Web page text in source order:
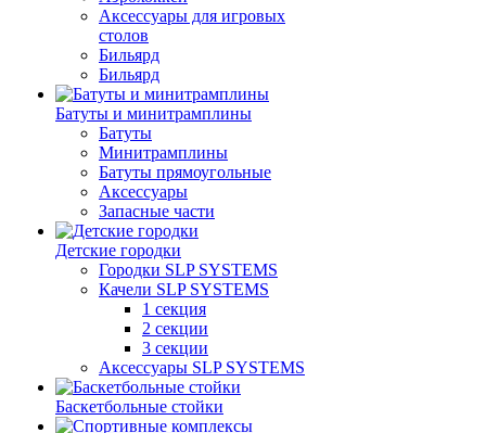
Аксессуары для игровых
столов
Бильяpд
Бильяpд
Батуты и минитрамплины
Батуты
Минитрамплины
Батуты прямоугольные
Аксессуары
Запасные части
Детские городки
Городки SLP SYSTEMS
Качели SLP SYSTEMS
1 секция
2 секции
3 секции
Аксессуары SLP SYSTEMS
Баскетбольные стойки